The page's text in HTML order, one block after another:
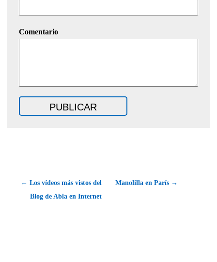
Comentario
← Los vídeos más vistos del
Blog de Abla en Internet
Manolilla en París →